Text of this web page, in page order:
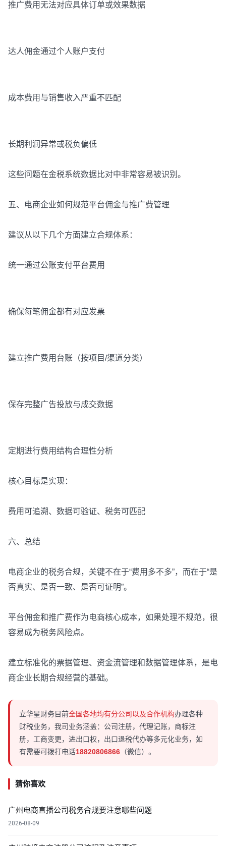
推广费用无法对应具体订单或效果数据
达人佣金通过个人账户支付
成本费用与销售收入严重不匹配
长期利润异常或税负偏低
这些问题在金税系统数据比对中非常容易被识别。
五、电商企业如何规范平台佣金与推广费管理
建议从以下几个方面建立合规体系：
统一通过公账支付平台费用
确保每笔佣金都有对应发票
建立推广费用台账（按项目/渠道分类）
保存完整广告投放与成交数据
定期进行费用结构合理性分析
核心目标是实现：
费用可追溯、数据可验证、税务可匹配
六、总结
电商企业的税务合规，关键不在于“费用多不多”，而在于“是
否真实、是否一致、是否可证明”。
平台佣金和推广费作为电商核心成本，如果处理不规范，很
容易成为税务风险点。
建立标准化的票据管理、资金流管理和数据管理体系，是电
商企业长期合规经营的基础。
立华星财务目前全国各地均有分公司以及合作机构办理各种
财税业务，我司业务涵盖：公司注册，代理记账，商标注
册，工商变更，进出口权，出口退税代办等多元化业务，如
有需要可拨打电话18820806866 （微信）。
猜你喜欢
广州电商直播公司税务合规要注意哪些问题
2026-08-09